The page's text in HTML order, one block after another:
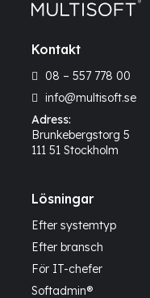
Kontakt
08 – 557 778 00
info@multisoft.se
Adress:
Brunkebergstorg 5
111 51 Stockholm
Lösningar
Efter systemtyp
Efter bransch
För IT-chefer
Softadmin®